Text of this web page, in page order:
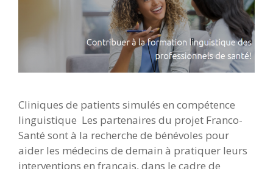
Cliniques de patients simulés en compétence
linguistique Les partenaires du projet Franco-
Santé sont à la recherche de bénévoles pour
aider les médecins de demain à pratiquer leurs
interventions en français, dans le cadre de